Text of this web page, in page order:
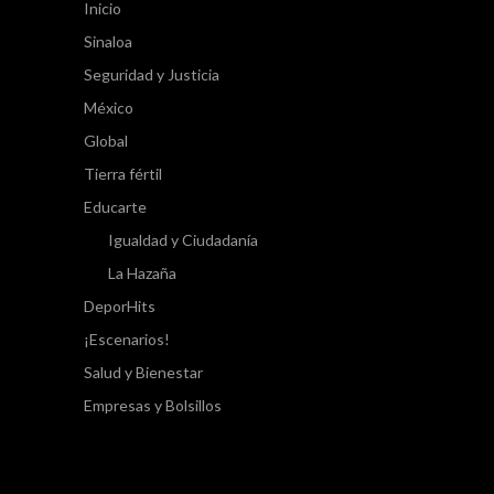
Inicio
Sinaloa
Seguridad y Justicia
México
Global
Tierra fértil
Educarte
Igualdad y Ciudadanía
La Hazaña
DeporHits
¡Escenarios!
Salud y Bienestar
Empresas y Bolsillos